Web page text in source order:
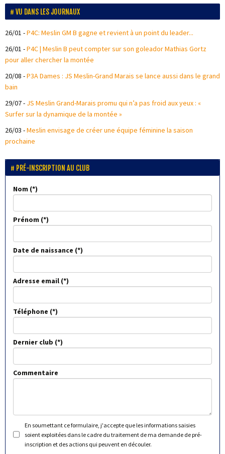
VU DANS LES JOURNAUX
26/01 -P4C: Meslin GM B gagne et revient à un point du leader...
26/01 -P4C | Meslin B peut compter sur son goleador Mathias Gortz
pour aller chercher la montée
20/08 -P3A Dames : JS Meslin-Grand Marais se lance aussi dans le grand
bain
29/07- JS Meslin Grand-Marais promu qui n’a pas froid aux yeux : «
Surfer sur la dynamique de la montée »
26/03 -Meslin envisage de créer une équipe féminine la saison
prochaine
PRÉ-INSCRIPTION AU CLUB
Nom
Prénom
Date de naissance
Adresse email
Téléphone
Dernier club
Commentaire
En soumettant ce formulaire, j'accepte que les informations saisies
soient exploitées dans le cadre du traitement de ma demande de pré-
inscription et des actions qui peuvent en découler.